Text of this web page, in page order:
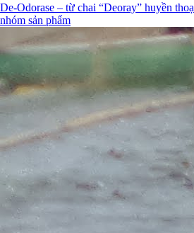
De-Odorase – từ chai “Deoray” huyền
nhóm sản phẩm